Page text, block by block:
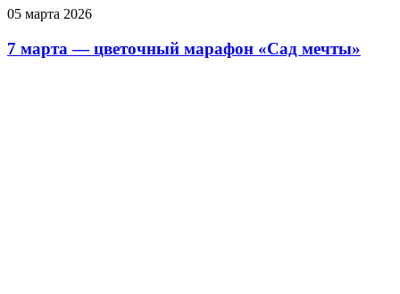
05 марта 2026
7 марта — цветочный марафон «Сад мечты»